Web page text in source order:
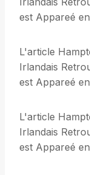
est Appareé
L'article
Irlandais
est Appareé
L'article
Irlandais
est Appareé